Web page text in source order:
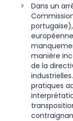
Dans un
manière
de la
pratiques